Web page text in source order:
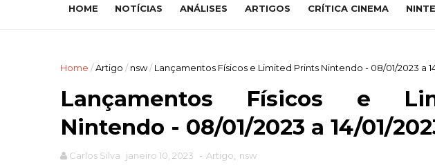
HOME NOTÍCIAS ANÁLISES ARTIGOS CRÍTICA CINEMA
Home /Artigo / nsw/ Lançamentos Físicos e Limited Prints Nintendo - 08/01/2023 a
Lançamentos Físicos e
Nintendo - 08/01/2023 a 14/01/
Carlos Silva janeiro 10, 2023 - Artigo nsw